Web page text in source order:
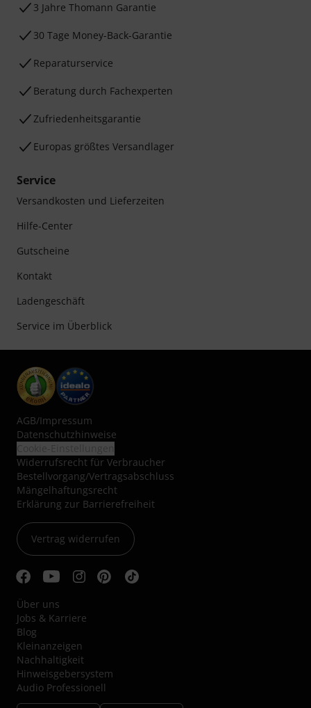
3 Jahre Thomann Garantie
30 Tage Money-Back-Garantie
Reparaturservice
Beratung durch Fachexperten
Zufriedenheitsgarantie
Europas größtes Versandlager
Service
Versandkosten und Lieferzeiten
Hilfe-Center
Gutscheine
Kontakt
Ladengeschäft
Service im Überblick
AGB/Impressum
Datenschutzhinweise
Widerrufsrecht für Verbraucher
Bestellvorgang/Vertragsabschluss
Mängelhaftungsrecht
Erklärung zur Barrierefreiheit
Vertrag widerrufen
Über uns
Jobs & Karriere
Blog
Kleinanzeigen
Nachhaltigkeit
Hinweisgebersystem
Audio Professionell